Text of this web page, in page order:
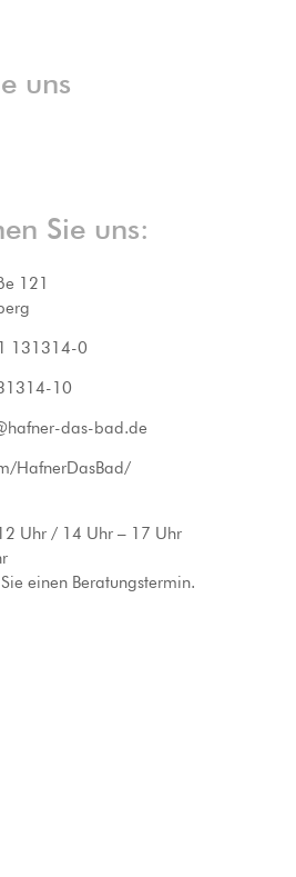
uns
Sie uns:
121
131314-0
10
das-bad.de
HafnerDasBad/
Uhr / 14 Uhr – 17 Uhr
einen Beratungstermin.